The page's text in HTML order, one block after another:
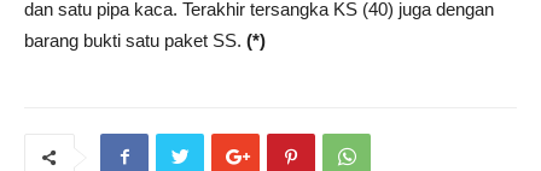
dan satu pipa kaca. Terakhir tersangka KS (40) juga dengan
barang bukti satu paket SS. (*)